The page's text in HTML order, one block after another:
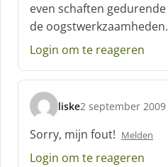
even schaften gedurende
de oogstwerkzaamheden.
Login om te reageren
liske
s
c
h
r
2 september
Sorry, mijn fout! Melden
Login om te reageren